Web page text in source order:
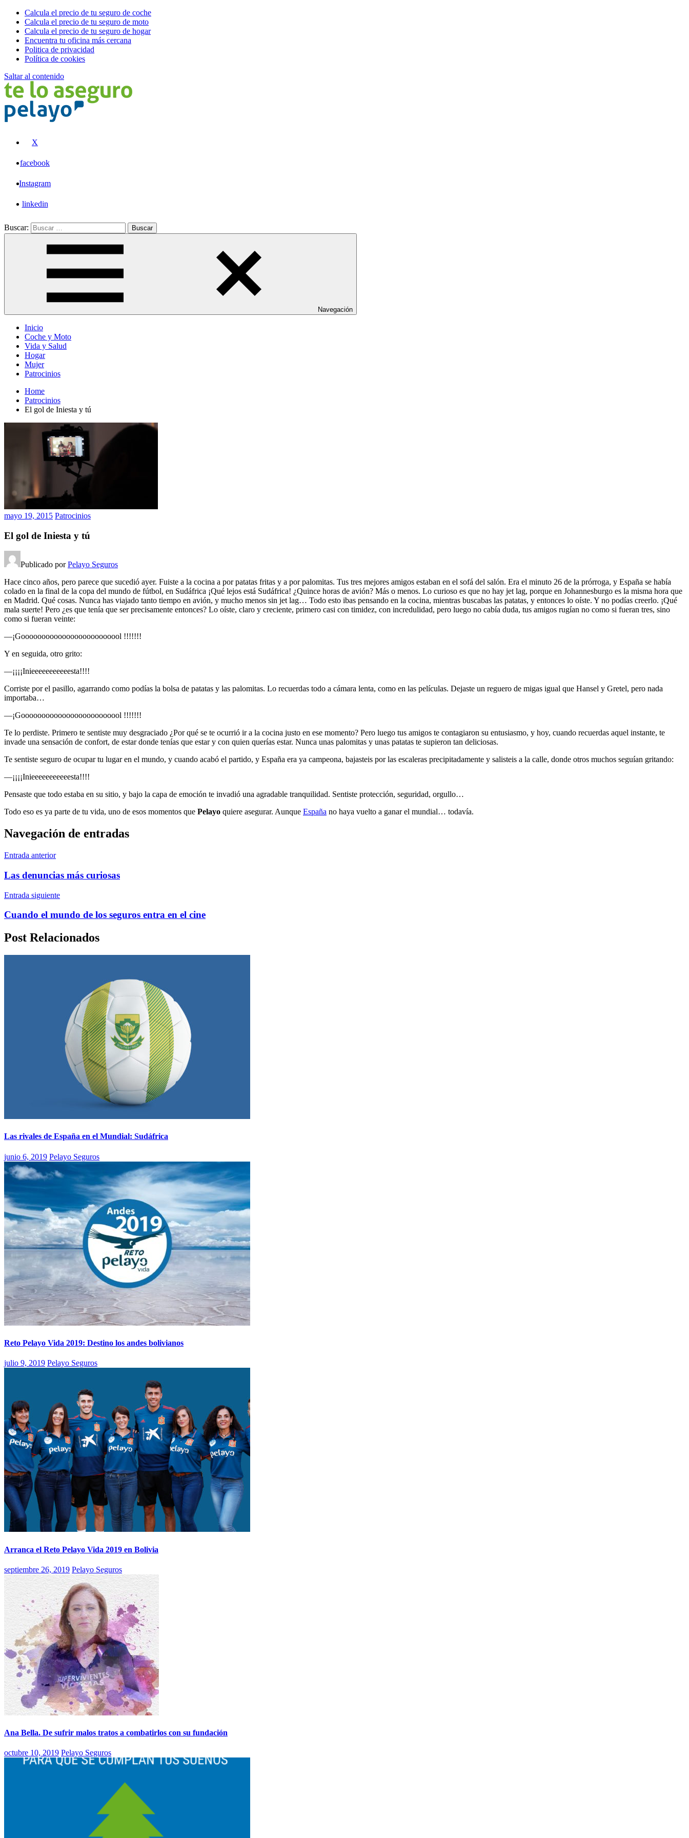
Calcula el precio de tu seguro de coche
Calcula el precio de tu seguro de moto
Calcula el precio de tu seguro de hogar
Encuentra tu oficina más cercana
Politica de privacidad
Política de cookies
Saltar al contenido
X
facebook
Instagram
linkedin
Buscar: Buscar
Navegación
Inicio
Coche y Moto
Vida y Salud
Hogar
Mujer
Patrocinios
Home
Patrocinios
El gol de Iniesta y tú
mayo 19, 2015 Patrocinios
El gol de Iniesta y tú
Publicado porPelayo Seguros
Hace cinco años, pero parece que sucedió ayer. Fuiste a la cocina a por patatas fritas y a por palomitas. Tus tres mejores amigos estaban en el sofá del salón. Era el minuto 26 de la prórroga, y España se había
colado en la final de la copa del mundo de fútbol, en Sudáfrica ¡Qué lejos está Sudáfrica! ¿Quince horas de avión? Más o menos. Lo curioso es que no hay jet lag, porque en Johannesburgo es la misma hora que
en Madrid. Qué cosas. Nunca has viajado tanto tiempo en avión, y mucho menos sin jet lag… Todo esto ibas pensando en la cocina, mientras buscabas las patatas, y entonces lo oíste. Y no podías creerlo. ¡Qué
mala suerte! Pero ¿es que tenía que ser precisamente entonces? Lo oíste, claro y creciente, primero casi con timidez, con incredulidad, pero luego no cabía duda, tus amigos rugían no como si fueran tres, sino
como si fueran veinte:
—¡Gooooooooooooooooooooooool !!!!!!!
Y en seguida, otro grito:
—¡¡¡¡Inieeeeeeeeeeesta!!!!
Corriste por el pasillo, agarrando como podías la bolsa de patatas y las palomitas. Lo recuerdas todo a cámara lenta, como en las películas. Dejaste un reguero de migas igual que Hansel y Gretel, pero nada
importaba…
—¡Gooooooooooooooooooooooool !!!!!!!
Te lo perdiste. Primero te sentiste muy desgraciado ¿Por qué se te ocurrió ir a la cocina justo en ese momento? Pero luego tus amigos te contagiaron su entusiasmo, y hoy, cuando recuerdas aquel instante, te
invade una sensación de confort, de estar donde tenías que estar y con quien querías estar. Nunca unas palomitas y unas patatas te supieron tan deliciosas.
Te sentiste seguro de ocupar tu lugar en el mundo, y cuando acabó el partido, y España era ya campeona, bajasteis por las escaleras precipitadamente y salisteis a la calle, donde otros muchos seguían gritando:
—¡¡¡¡Inieeeeeeeeeeesta!!!!
Pensaste que todo estaba en su sitio, y bajo la capa de emoción te invadió una agradable tranquilidad. Sentiste protección, seguridad, orgullo…
Todo eso es ya parte de tu vida, uno de esos momentos que Pelayo quiere asegurar. Aunque España no haya vuelto a ganar el mundial… todavía.
Navegación de entradas
Entrada anterior
Las denuncias más curiosas
Entrada siguiente
Cuando el mundo de los seguros entra en el cine
Post Relacionados
Las rivales de España en el Mundial: Sudáfrica
junio 6, 2019 Pelayo Seguros
Reto Pelayo Vida 2019: Destino los andes bolivianos
julio 9, 2019 Pelayo Seguros
Arranca el Reto Pelayo Vida 2019 en Bolivia
septiembre 26, 2019 Pelayo Seguros
Ana Bella. De sufrir malos tratos a combatirlos con su fundación
octubre 10, 2019 Pelayo Seguros